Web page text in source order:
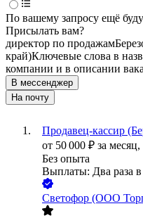
По вашему запросу ещё
Присылать вам?
директор по продажам
край)Ключевые слова в
компании и в описании
В мессенджер
На почту
Продавец-кассир
от 50 000 ₽ за месяц,
Без опыта
Выплаты: Два раза в
Светофор (ООО